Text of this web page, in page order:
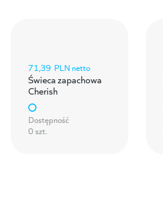
71,39 PLN netto
Świeca zapachowa
Cherish
Dostępność
0 szt.